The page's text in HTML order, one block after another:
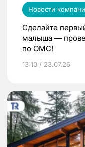
Новости
Сделайте
малыша —
по ОМС!
13:10 / 23.07.26